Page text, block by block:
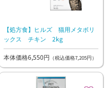
【処方食】ヒルズ 猫用メタボリ
ックス チキン 2kg
本体価格6,550円 （税込価格7,205円）